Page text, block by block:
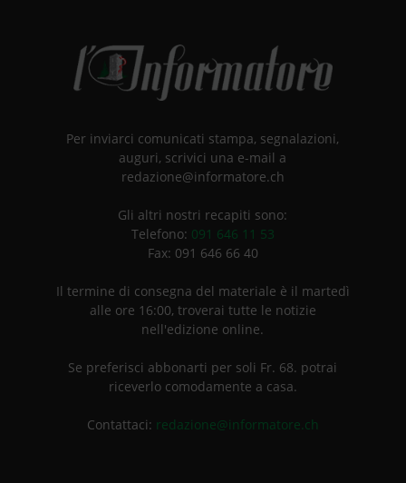
Per inviarci comunicati stampa, segnalazioni,
auguri, scrivici una e-mail a
redazione@informatore.ch
Gli altri nostri recapiti sono:
Telefono: 091 646 11 53
Fax: 091 646 66 40
Il termine di consegna del materiale è il martedì
alle ore 16:00, troverai tutte le notizie
nell'edizione online.
Se preferisci abbonarti per soli Fr. 68. potrai
riceverlo comodamente a casa.
Contattaci: redazione@informatore.ch